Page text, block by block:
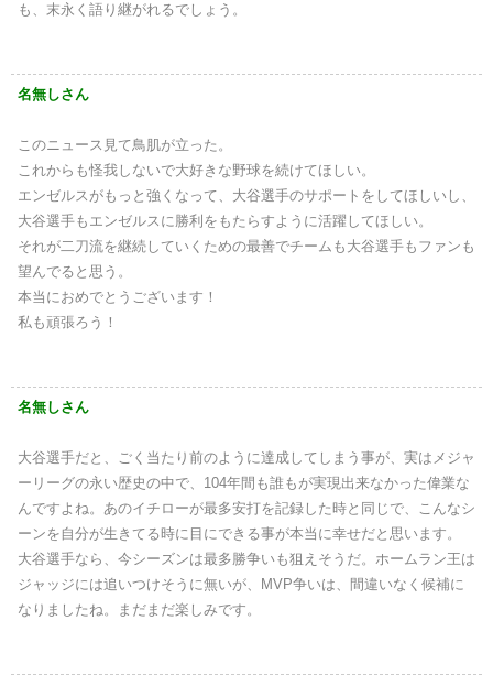
も、末永く語り継がれるでしょう。
名無しさん
このニュース見て鳥肌が立った。
これからも怪我しないで大好きな野球を続けてほしい。
エンゼルスがもっと強くなって、大谷選手のサポートをしてほしいし、
大谷選手もエンゼルスに勝利をもたらすように活躍してほしい。
それが二刀流を継続していくための最善でチームも大谷選手もファンも
望んでると思う。
本当におめでとうございます！
私も頑張ろう！
名無しさん
大谷選手だと、ごく当たり前のように達成してしまう事が、実はメジャ
ーリーグの永い歴史の中で、104年間も誰もが実現出来なかった偉業な
んですよね。あのイチローが最多安打を記録した時と同じで、こんなシ
ーンを自分が生きてる時に目にできる事が本当に幸せだと思います。
大谷選手なら、今シーズンは最多勝争いも狙えそうだ。ホームラン王は
ジャッジには追いつけそうに無いが、MVP争いは、間違いなく候補に
なりましたね。まだまだ楽しみです。